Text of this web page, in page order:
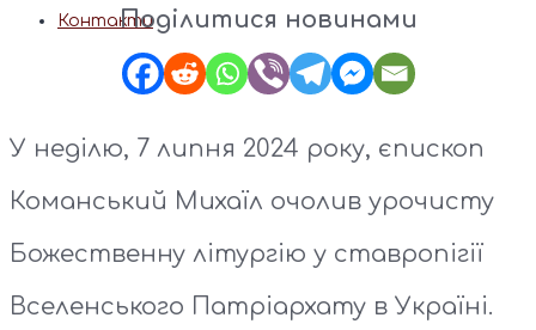
КонтактиПоділитися новинами
У неділю, 7 липня 2024 року, єпископ
Команський Михаїл очолив урочисту
Божественну літургію у ставропігії
Вселенського Патріархату в Україні.